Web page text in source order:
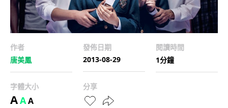
作者
唐美鳳
發佈日期
2013-08-29
閱讀時間
1分鐘
字體大小
AAA
分享